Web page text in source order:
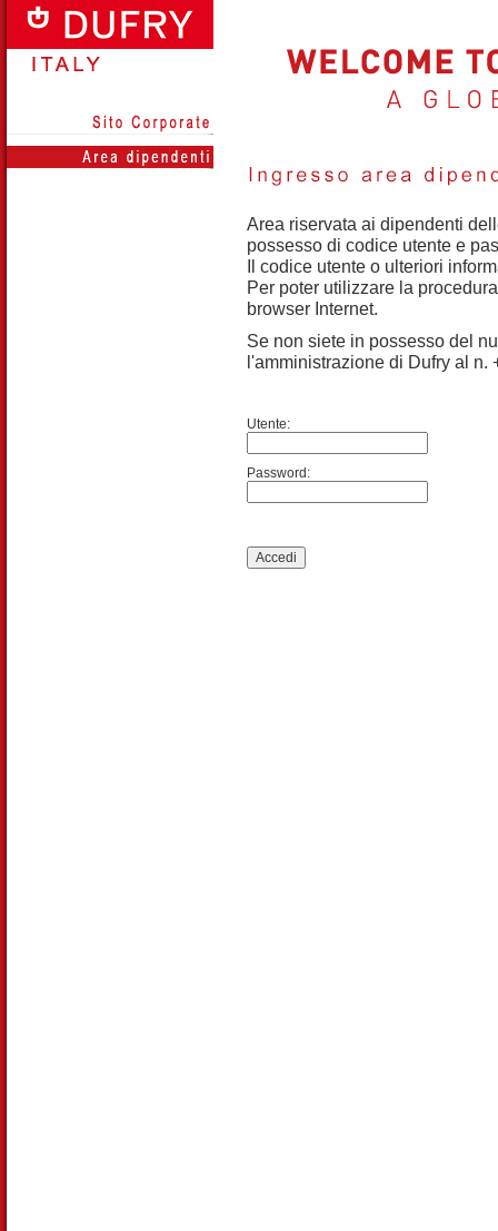
Area riservata ai dipendenti
possesso di codice utente e
Il codice utente o ulteriori
Per poter utilizzare la
browser Internet.
Se non siete in possesso del
l'amministrazione di Dufry al n.
Utente:
Password: